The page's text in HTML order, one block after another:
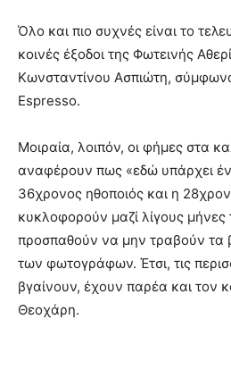
Όλο και πιο συχνές είναι το
κοινές έξοδοι της Φωτεινής
Κωνσταντίνου Ασπιώτη,
Espresso.
Μοιραία, λοιπόν, οι φήμες στα
αναφέρουν πως «εδώ υπάρχει
36χρονος ηθοποιός και η
κυκλοφορούν μαζί λίγους
προσπαθούν να μην τραβούν τα
των φωτογράφων. Έτσι, τις
βγαίνουν, έχουν παρέα και τον
Θεοχάρη.